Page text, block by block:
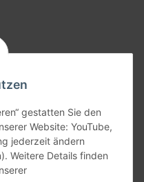
gestatten Sie den
Website: YouTube,
jederzeit ändern
Weitere Details finden